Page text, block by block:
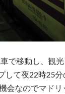
で移動し、観
して夜22時25
会なのでマド